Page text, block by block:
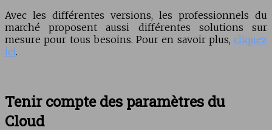
Avec les différentes versions, les professionnels du
marché proposent aussi différentes solutions sur
mesure pour tous besoins. Pour en savoir plus, cliquez
ici.
Tenir compte des paramètres du
Cloud